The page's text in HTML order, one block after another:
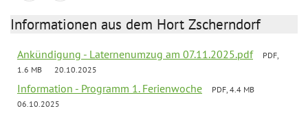
Informationen aus dem Hort Zscherndorf
Ankündigung - Laternenumzug am 07.11.2025.pdf
PDF,
1.6 MB
20.10.2025
Information - Programm 1. Ferienwoche
PDF, 4.4 MB
06.10.2025